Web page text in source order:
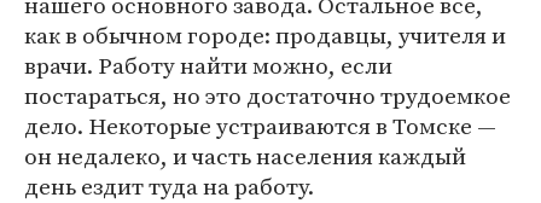
как в обычном городе: продавцы, учителя и
врачи. Работу найти можно, если
постараться, но это достаточно трудоемкое
дело. Некоторые устраиваются в Томске —
он недалеко, и часть населения каждый
день ездит туда на работу.